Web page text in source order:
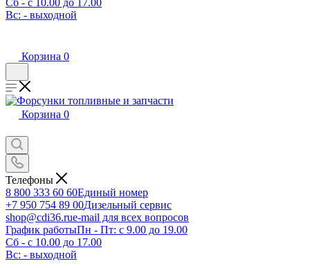
Сб - с 10.00 до 17.00
Вс: - выходной
Корзина 0
Корзина 0
Телефоны
8 800 333 60 60Единый номер
+7 950 754 89 00Дизельный сервис
shop@cdi36.rue-mail для всех вопросов
График работыПн - Пт: с 9.00 до 19.00
Сб - с 10.00 до 17.00
Вс: - выходной